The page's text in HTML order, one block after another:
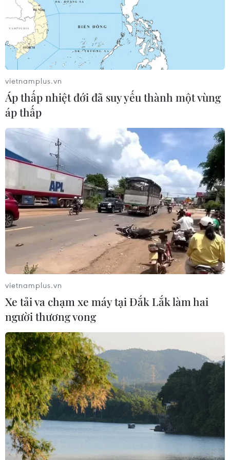
Doanh thu AI của Microsoft phụ
thuộc phần lớn vào đối tác OpenAI
06/08/2026 06:31
Tây Ninh: Tạo điều kiện hình thành
doanh nghiệp công nghệ chiến lược
06/08/2026 04:45
Việt Nam hướng tới làm
chủ 10 công nghệ lõi vào năm 2030
06/08/2026 04:38
Ngày An ninh mạng Việt Nam: Kiến
tạo không gian mạng an toàn, nhân
văn
06/08/2026 02:49
Thủ tướng Lê Minh Hưng
phát động hưởng ứng ngày An ninh
mạng Việt Nam
06/08/2026 02:39
Thủ tướng: Bảo đảm an ninh mạng
phải gắn kết giữa bảo vệ hệ thống và
con người
06/08/2026 02:30
vietnamplus.vn
Áp thấp nhiệt đới đã suy yếu thành một vùng
áp thấp
vietnamplus.vn
Xe tải va chạm xe máy tại Đắk Lắk làm hai
người thương vong